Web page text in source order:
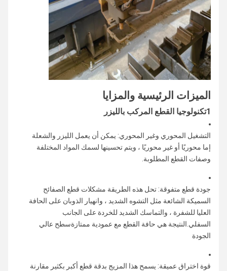
الميزات الرئيسية والمزايا
1تكنولوجيا القطع المركب بالليزر
التشغيل المحوري وغير المحوري: يمكن أن يعمل الليزر والشعلة
إما محوريًا أو غير محوريًا ، ويتم تحسينها لسمك المواد المختلفة
وصفات القطع المطلوبة.
جودة قطع متفوقة: تحل هذه الطريقة مشكلات قطع الصفائح
السميكة الشائعة مثل التشوه الشديد ، وانهيار الذوبان على الحافة
العليا للشفرة ، والتماسك الشديد للخردة على الجانب
السفلي.النتيجة هي حافة القطع مع عمودية ممتازةسطح عالي
الجودة
قوة اختراق عميقة: يسمح هذا المزيج بدقة قطع أكبر بكثير مقارنة